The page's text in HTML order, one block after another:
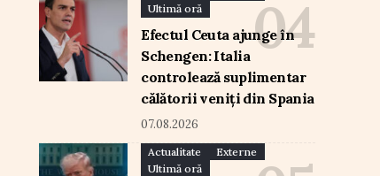
Ultimă oră
Efectul Ceuta ajunge în
Schengen: Italia
controlează suplimentar
călătorii veniți din Spania
07.08.2026
Actualitate
Externe
Ultimă oră